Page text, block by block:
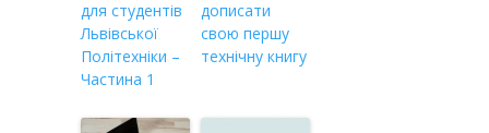
для студентів
Львівської
Політехніки –
Частина 1
дописати
свою першу
технічну книгу